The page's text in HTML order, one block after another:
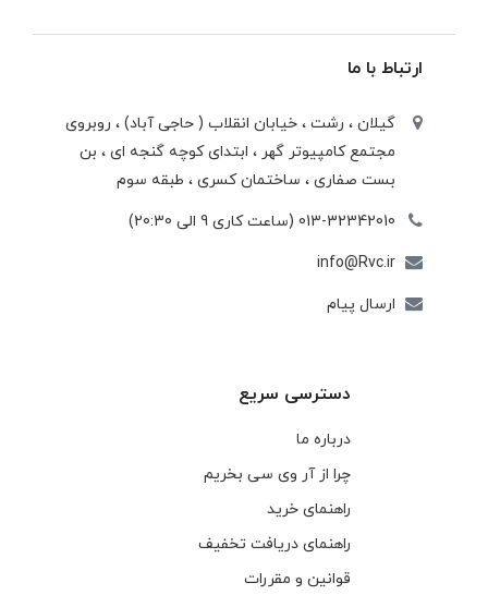
ارتباط با ما
گیلان ، رشت ، خيابان انقلاب ( حاجی آباد) ، روبروی
مجتمع كامپيوتر گهر ، ابتدای كوچه گنجه ای ، بن
بست صفاری ، ساختمان كسری ، طبقه سوم
013-32342010 (ساعت کاری 9 الی 20:30)
info@Rvc.ir
ارسال پیام
دسترسی سریع
درباره ما
چرا از آر وی سی بخریم
راهنمای خرید
راهنمای دریافت تخفیف
قوانین و مقررات